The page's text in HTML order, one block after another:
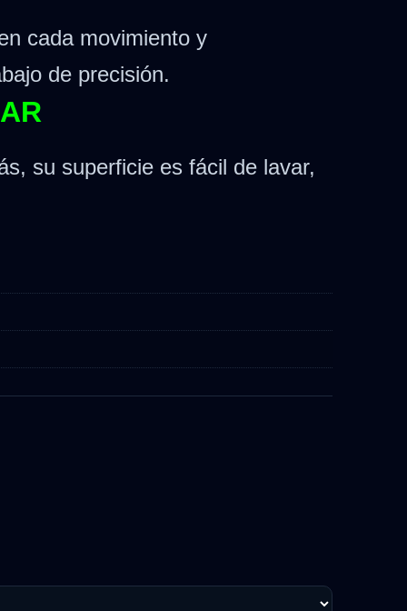
cada movimiento y
de precisión.
su superficie es fácil de lavar,